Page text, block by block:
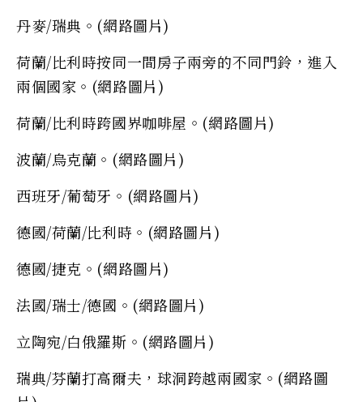
丹麥/瑞典。(網路圖片)
荷蘭/比利時按同一間房子兩旁的不同門鈴，進入
兩個國家。(網路圖片)
荷蘭/比利時跨國界咖啡屋。(網路圖片)
波蘭/烏克蘭。(網路圖片)
西班牙/葡萄牙。(網路圖片)
德國/荷蘭/比利時。(網路圖片)
德國/捷克。(網路圖片)
法國/瑞士/德國。(網路圖片)
立陶宛/白俄羅斯。(網路圖片)
瑞典/芬蘭打高爾夫，球洞跨越兩國家。(網路圖